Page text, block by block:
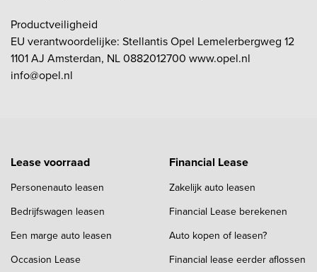
Productveiligheid
EU verantwoordelijke: Stellantis Opel Lemelerbergweg 12
1101 AJ Amsterdan, NL 0882012700 www.opel.nl
info@opel.nl
Lease voorraad
Personenauto leasen
Bedrijfswagen leasen
Een marge auto leasen
Occasion Lease
Financial Lease
Zakelijk auto leasen
Financial Lease berekenen
Auto kopen of leasen?
Financial lease eerder aflossen